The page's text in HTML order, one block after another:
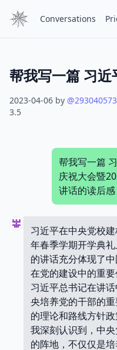
Conversations
2023-04-06 by @
3.5
帮我写一篇
庆祝大会暨
讲话的读后感
习近平在中央党校
年春季学期开学典
的讲话充分体现了
在党的建设中的重要
习近平总书记在讲
央培养党的干部的
的理论和路线方针
我深刻认识到，中
的阵地，不仅仅是